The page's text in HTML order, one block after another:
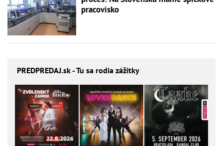
pracovisko
PREDPREDAJ.sk - Tu sa rodia zážitky